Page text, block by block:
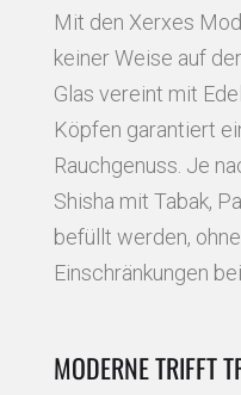
Mit den Xerxes
keiner Weise auf
Glas vereint mit
Köpfen garantiert
Rauchgenuss. Je
Shisha mit Tabak,
befüllt werden,
Einschränkungen
MODERNE TRIFFT